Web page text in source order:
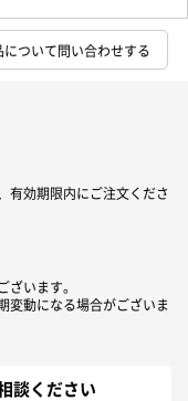
について問い合わせする
有効期限内にご注文くださ
ざいます。
変動になる場合がございま
談ください